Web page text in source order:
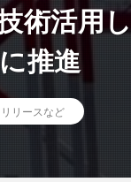
術活用
推進
リースなど